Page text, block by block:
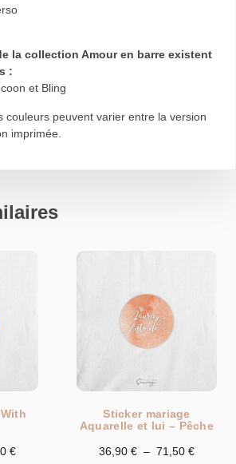
la collection Amour en barre existent
:
et Bling
couleurs peuvent varier entre la version
imprimée.
€
Sticker mariage
Aquarelle et lui – Pêche
36,90 € – 71,50 €